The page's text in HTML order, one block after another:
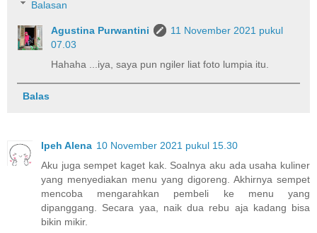
Balasan
Agustina Purwantini
11 November 2021 pukul
07.03
Hahaha ...iya, saya pun ngiler liat foto lumpia itu.
Balas
Ipeh Alena 10 November 2021 pukul 15.30
Aku juga sempet kaget kak. Soalnya aku ada usaha kuliner
yang menyediakan menu yang digoreng. Akhirnya sempet
mencoba mengarahkan pembeli ke menu yang
dipanggang. Secara yaa, naik dua rebu aja kadang bisa
bikin mikir.